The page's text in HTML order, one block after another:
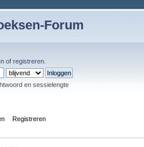
Forum
ofregistreren
en sessielengte
Registreren